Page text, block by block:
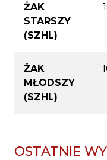
ŻAK
STARSZY
(SZHL)
ŻAK
MŁODSZY
(SZHL)
OSTATNIE